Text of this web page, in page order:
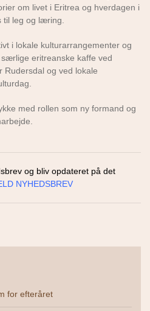
om livet i Eritrea og hverdagen i
leg og læring.
i lokale kulturarrangementer og
eritreanske kaffe ved
Rudersdal og ved lokale
med rollen som ny formand og
og bliv opdateret på det
NYHEDSBREV
for efteråret